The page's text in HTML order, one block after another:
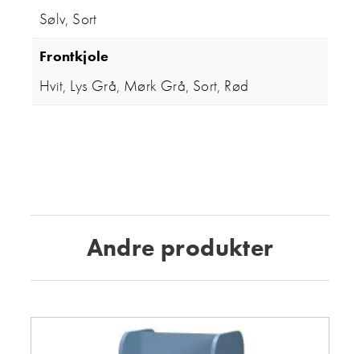
Sølv, Sort
Frontkjole
Hvit, Lys Grå, Mørk Grå, Sort, Rød
Andre produkter